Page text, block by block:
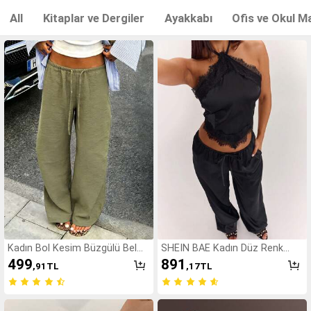
All Kitaplar ve Dergiler Ayakkabı Ofis ve Okul
Kadın Bol Kesim Büzgülü Bel
Geniş Paça Pantolon, Hafif
Nefes Alan Günlük Pantolon,
Asker Yeşili, Yaz Bahar, Boho
499,91 TL
SHEIN BAE Kadın Düz Renk
Kontrast Dantel Asimetrik
Etekli Halter Üst ve Pantolon
Günlük Takım
891 ,17TL